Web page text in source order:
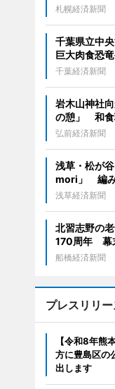
札幌経済新聞
千葉県立中
巨大肉食恐
千葉経済新聞
岩木山神社
の憩」 和食
弘前経済新聞
浅草・松が
mori」 編み
浅草経済新聞
北習志野の
170周年 幕
船橋経済新聞
プレスリリー
【令和8年熊
方に豊島区の
出します